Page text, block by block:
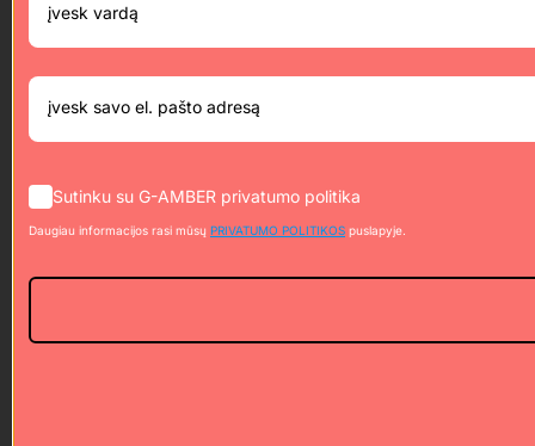
Sutinku su G-AMBER privatumo politika
Daugiau informacijos rasi mūsų PRIVATUMO POLITIKOS puslapyje.